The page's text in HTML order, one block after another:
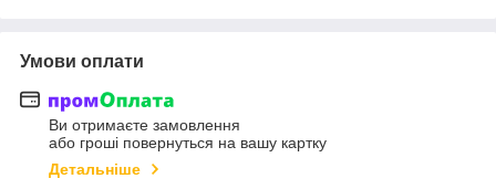
Умови оплати
Ви отримаєте замовлення
або гроші повернуться на вашу картку
Детальніше